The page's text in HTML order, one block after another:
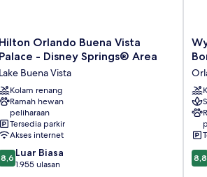
Hilton
Orlando
Vista
Disney
Springs®
Area
Hilton Orlando Buena Vista
Palace - Disney Springs® Area
Lake Buena Vista
Kolam renang
Ramah hewan
peliharaan
Tersedia parkir
Akses internet
8,6 Luar Biasa
1.955 ulasan
8.8
dari
8,8